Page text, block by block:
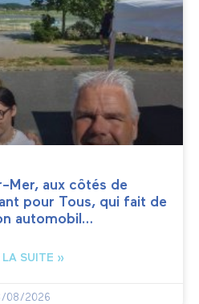
Mer, aux côtés de
pour Tous, qui fait de
automobil…
LA SUITE »
08/2026